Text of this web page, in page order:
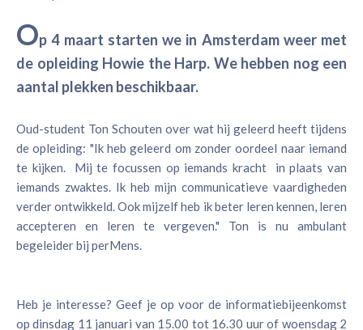
Op 4 maart starten we in Amsterdam weer met
de opleiding Howie the Harp. We hebben nog een
aantal plekken beschikbaar.
Oud-student Ton Schouten over wat hij geleerd heeft tijdens
de opleiding: "Ik heb geleerd om zonder oordeel naar iemand
te kijken. Mij te focussen op iemands kracht in plaats van
iemands zwaktes. Ik heb mijn communicatieve vaardigheden
verder ontwikkeld. Ook mijzelf heb ik beter leren kennen, leren
accepteren en leren te vergeven." Ton is nu ambulant
begeleider bij perMens.
Heb je interesse? Geef je op voor de informatiebijeenkomst
op dinsdag 11 januari van 15.00 tot 16.30 uur of woensdag 2